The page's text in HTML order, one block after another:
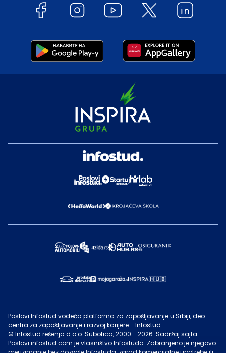
Poslovi Infostud vodeća platforma za zapošljavanje u Srbiji, deo
centra za zapošljavanje i razvoj karijere - Infostud.
© Infostud rešenja d.o.o. Subotica, 2000 - 2026. Sadržaj sajta
Poslovi.infostud.com je vlasništvoInfostuda. Zabranjeno je njegovo